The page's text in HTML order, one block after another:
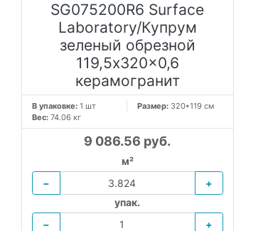
SG075200R6 Surface
Laboratory/Купрум
зеленый обрезной
119,5x320x0,6
керамогранит
В упаковке: 1 шт Размер: 320*119 см
Вес: 74.06 кг
9 086.56 руб.
м²
−
+
упак.
−
+